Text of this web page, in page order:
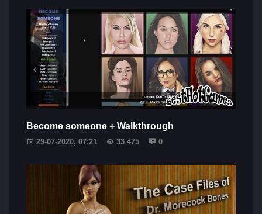
Become someone + Walkthrough
29-07-2020, 07:21 33 475 0